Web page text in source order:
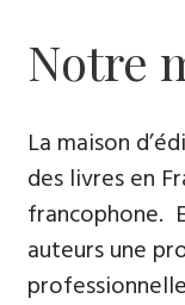
Notre
La maison
des livres en
francophone.
auteurs une